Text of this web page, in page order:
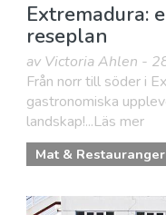
Extremadura:
reseplan
av Victoria Ahlen -
Från norr till söder i
gastronomiska
landskap!...Läs mer
Mat & Restauranger